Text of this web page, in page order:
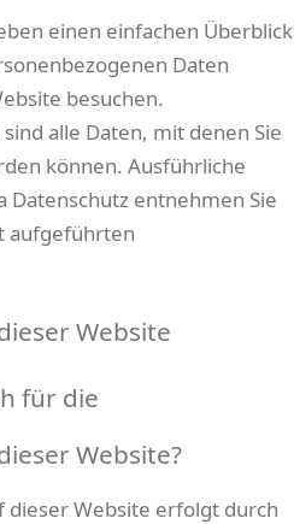
einen einfachen Überblick
Daten
besuchen.
alle Daten, mit denen Sie
können. Ausführliche
entnehmen Sie
aufgeführten
Website
für die
Website?
dieser Website erfolgt durch